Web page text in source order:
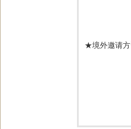
★境外邀请